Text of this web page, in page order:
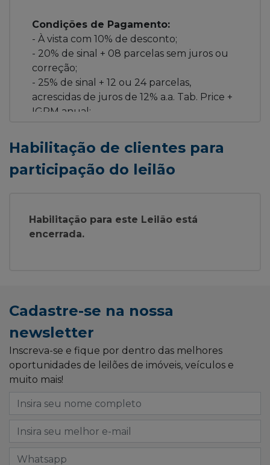
Condições de Pagamento:
- À vista com 10% de desconto;
- 20% de sinal + 08 parcelas sem juros ou
correção;
- 25% de sinal + 12 ou 24 parcelas,
acrescidas de juros de 12% a.a. Tab. Price +
IGPM anual;
acrescidas de juros de 12% a.a. Tab. Price +
IGPM anual.
Débitos de Condomínio e IPTU serão
Habilitação de clientes para
participação do leilão
Habilitação para este Leilão está
encerrada.
Cadastre-se na nossa
newsletter
Inscreva-se e fique por dentro das melhores
oportunidades de leilões de imóveis, veículos e
muito mais!